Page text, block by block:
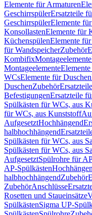
Elemente für Armaturen
GeschirrspülerErsatzteile
GeschirrspülerElemente
KonsollastenElemente für
KüchenspülenElemente
für WandspeicherZubehör
KombifixMontageelemente
Montageelemente
WCsElemente für Duschen
DuschenZubehör
BefestigungenErsatzteile
Spülkästen für WCs, aus
für WCs, aus Kunststoff
AufgesetztHochhängend
halbhochhängend
Spülkästen für WCs, aus
Spülkästen für WCs, aus
AufgesetztSpülrohre für
AP-Spülkästen
halbhochhängendZubehör
ZubehörAnschlüsse
Rosetten und Staueinsätze
SpülkästenSigma UP-